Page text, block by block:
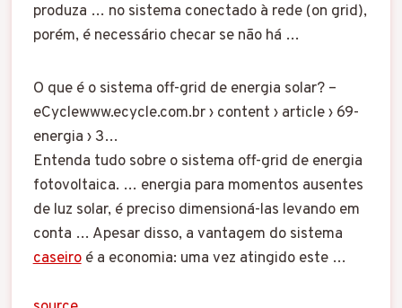
produza … no sistema conectado à rede (on grid),
porém, é necessário checar se não há …
O que é o sistema off-grid de energia solar? –
eCyclewww.ecycle.com.br › content › article › 69-
energia › 3…
Entenda tudo sobre o sistema off-grid de energia
fotovoltaica. … energia para momentos ausentes
de luz solar, é preciso dimensioná-las levando em
conta … Apesar disso, a vantagem do sistema
caseiroé a economia: uma vez atingido este …